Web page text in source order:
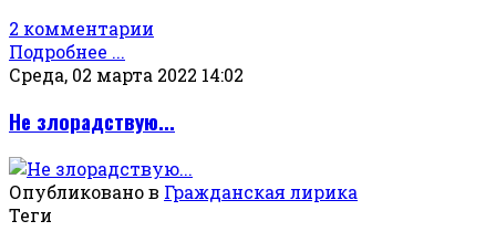
2 комментарии
Подробнее ...
Среда, 02 марта 2022 14:02
Не злорадствую...
Опубликовано в Гражданская лирика
Теги